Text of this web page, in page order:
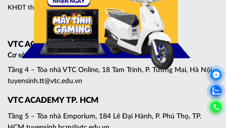
KHĐT thành phố Hà Nội
VTC ACADEMY HÀ NỘI
Cơ sở Tam Trinh
Tầng 4 – Tòa nhà VTC Online, 18 Tam Trinh, P. Tương Mai, Hà Nội
tuyensinh.tt@vtc.edu.vn
VTC ACADEMY TP. HCM
Tầng 5 – Tòa nhà Emporium, 184 Lê Đại Hành, P. Phú Thọ, TP.